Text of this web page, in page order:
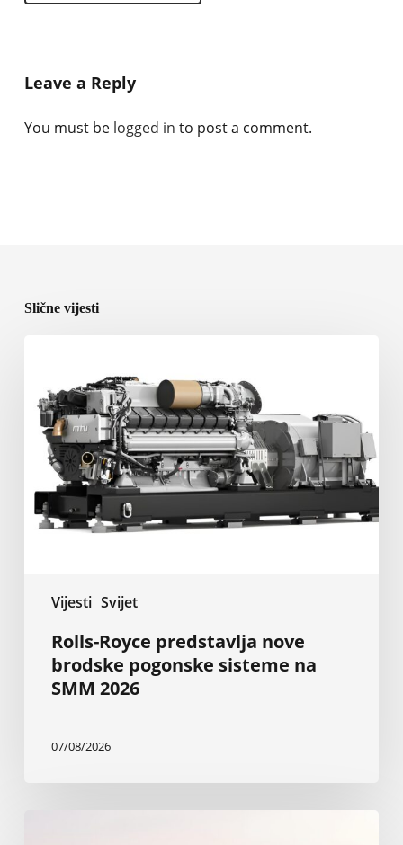
Leave a Reply
You must be logged in to post a comment.
Slične vijesti
Vijesti Svijet
predstavlja
nove
brodske
pogonske
sisteme
na
SMM
Rolls-Royce predstavlja nove
brodske pogonske sisteme na
SMM 2026
07/08/2026